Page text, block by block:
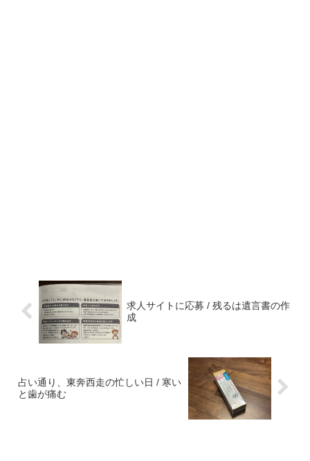
求人サイトに応募 / 残るは遺言書の作
成
占い通り、東奔西走の忙しい日 / 寒い
と歯が痛む